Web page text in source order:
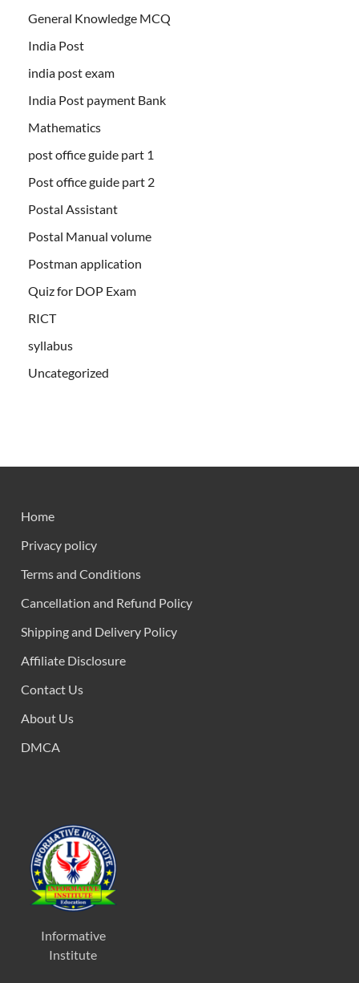
General Knowledge MCQ
India Post
india post exam
India Post payment Bank
Mathematics
post office guide part 1
Post office guide part 2
Postal Assistant
Postal Manual volume
Postman application
Quiz for DOP Exam
RICT
syllabus
Uncategorized
Home
Privacy policy
Terms and Conditions
Cancellation and Refund Policy
Shipping and Delivery Policy
Affiliate Disclosure
Contact Us
About Us
DMCA
Informative
Institute